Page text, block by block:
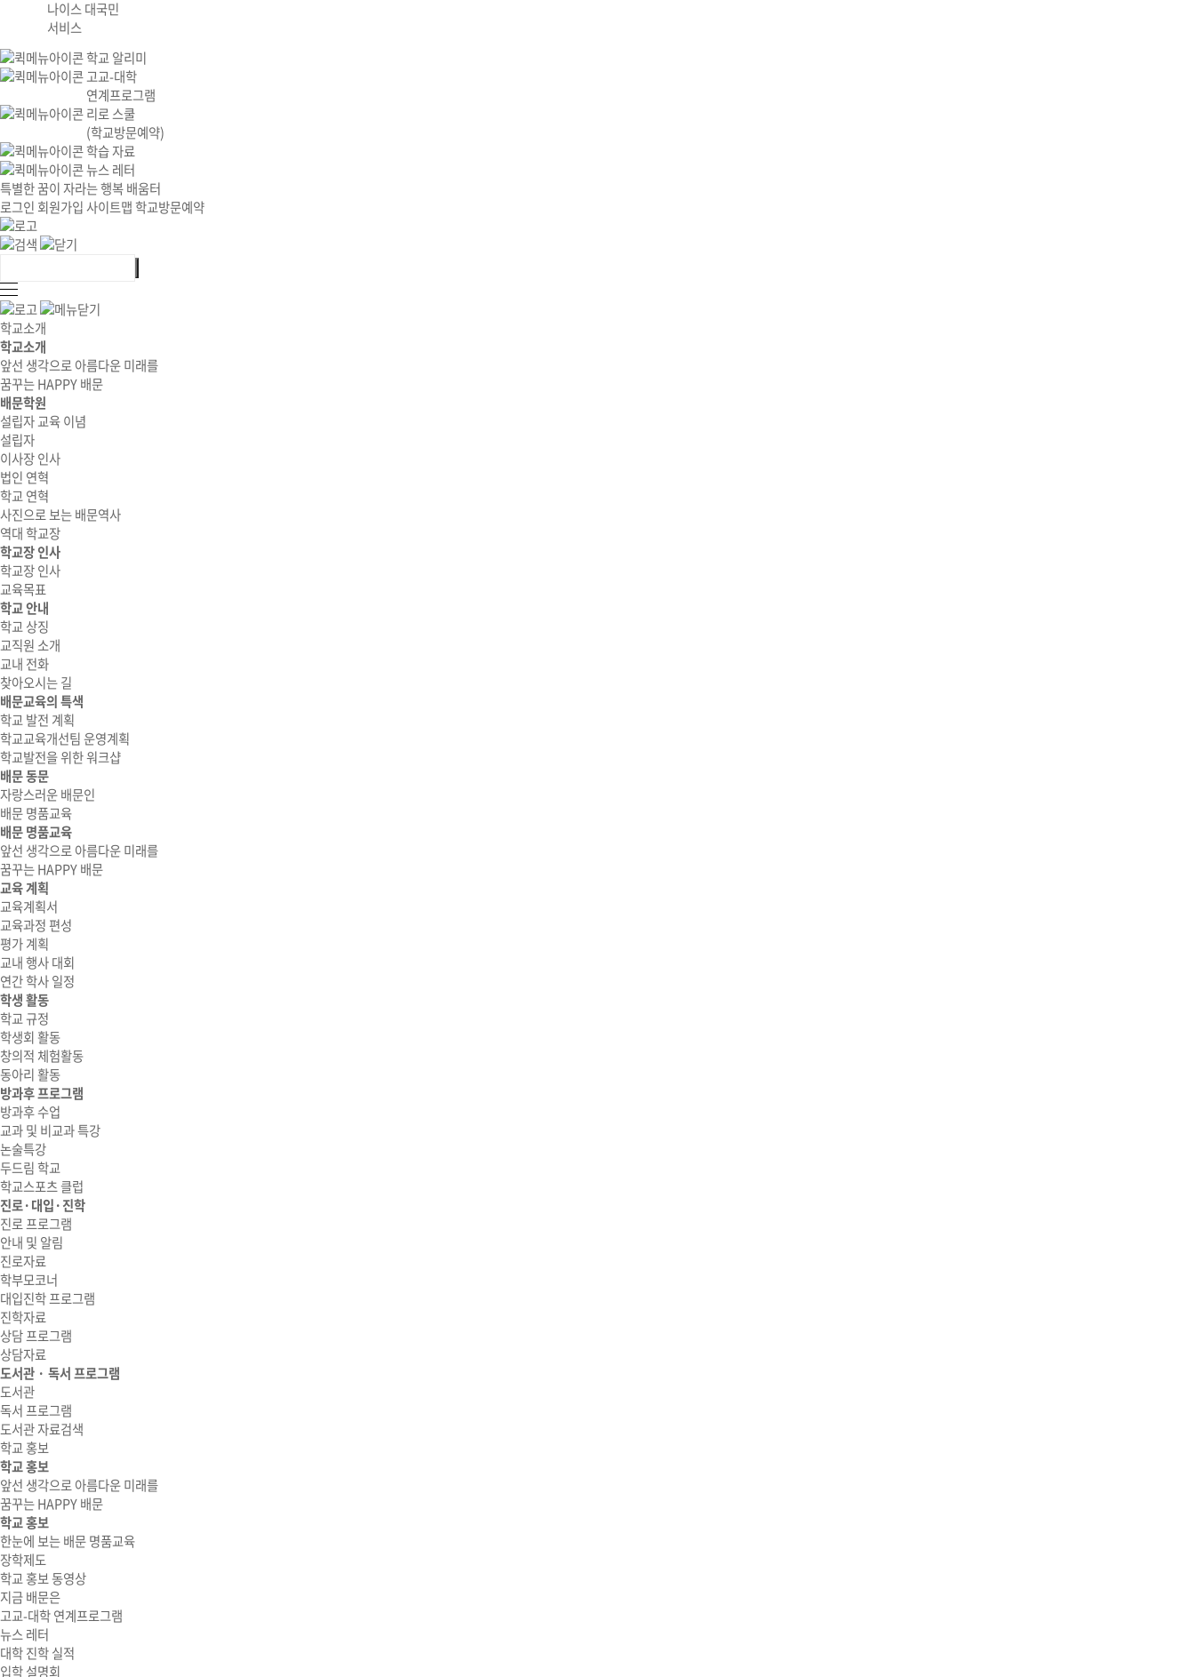
나이스 대국민
서비스
학교 알리미
고교-대학
연계프로그램
리로 스쿨
(학교방문예약)
학습 자료
뉴스 레터
특별한 꿈이 자라는 행복 배움터
로그인 회원가입사이트맵학교방문예약
학교소개
학교소개
앞선 생각으로 아름다운 미래를
꿈꾸는 HAPPY 배문
배문학원
설립자 교육 이념
설립자
이사장 인사
법인 연혁
학교 연혁
사진으로 보는 배문역사
역대 학교장
학교장 인사
학교장 인사
교육목표
학교 안내
학교 상징
교직원 소개
교내 전화
찾아오시는 길
배문교육의 특색
학교 발전 계획
학교교육개선팀 운영계획
학교발전을 위한 워크샵
배문 동문
자랑스러운 배문인
배문 명품교육
배문 명품교육
앞선 생각으로 아름다운 미래를
꿈꾸는 HAPPY 배문
교육 계획
교육계획서
교육과정 편성
평가 계획
교내 행사 대회
연간 학사 일정
학생 활동
학교 규정
학생회 활동
창의적 체험활동
동아리 활동
방과후 프로그램
방과후 수업
교과 및 비교과 특강
논술특강
두드림 학교
학교스포츠 클럽
진로·대입·진학
진로 프로그램
안내 및 알림
진로자료
학부모코너
대입진학 프로그램
진학자료
상담 프로그램
상담자료
도서관 · 독서 프로그램
도서관
독서 프로그램
도서관 자료검색
학교 홍보
학교 홍보
앞선 생각으로 아름다운 미래를
꿈꾸는 HAPPY 배문
학교 홍보
한눈에 보는 배문 명품교육
장학제도
학교 홍보 동영상
지금 배문은
고교-대학 연계프로그램
뉴스 레터
대학 진학 실적
입학 설명회